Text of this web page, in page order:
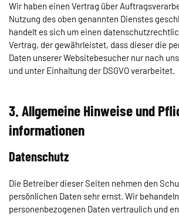
Wir haben einen Vertrag über
Nutzung des oben genannten Dienstes
handelt es sich um einen
Vertrag, der gewährleistet, dass dieser die
Daten unserer Websitebesucher nur nach
und unter Einhaltung der DSGVO verarbeitet.
3. Allgemeine Hinweise und
informationen
Datenschutz
Die Betreiber dieser Seiten nehmen den
persönlichen Daten sehr ernst. Wir
personenbezogenen Daten vertraulich und